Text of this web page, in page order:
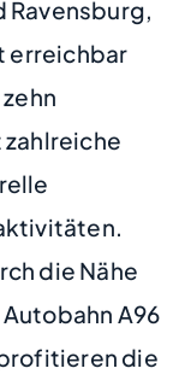
Ravensburg,
erreichbar
die Nähe
A96
die